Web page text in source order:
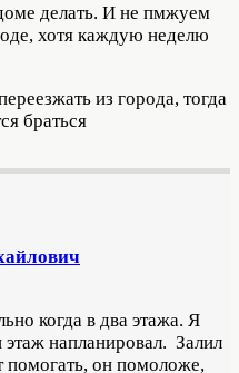
делать. И не пмжуем
хотя каждую неделю
из города, тогда
браться
когда в два этажа. Я
напланировал. Залил
помогать, он помоложе,